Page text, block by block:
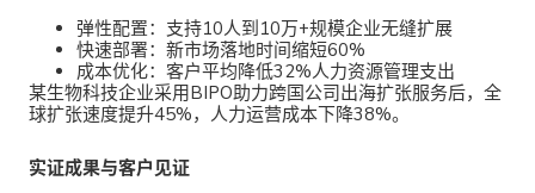
弹性配置：支持10人到10万+规模企业无缝扩展
快速部署：新市场落地时间缩短60%
成本优化：客户平均降低32%人力资源管理支出
某生物科技企业采用BIPO助力跨国公司出海扩张服务后，全
球扩张速度提升45%，人力运营成本下降38%。
实证成果与客户见证